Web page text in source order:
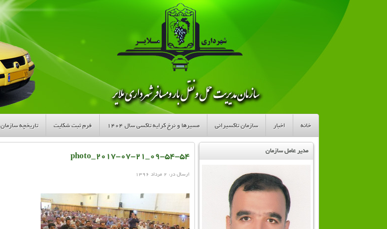
خانه اخبار سازمان تاکسیرانی مسیرها و نرخ کرایه تاکسی سال ۱۴۰۴ فرم ثبت شکایت تاریخچه سازمان
مدیر عامل سازمان photo_۲۰۱۷-۰۷-۲۱_۰۹-۵۴-۵۴
ارسال در: ۲ مرداد ۱۳۹۶